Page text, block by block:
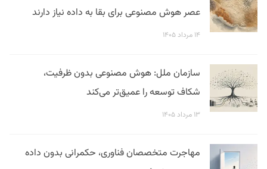
عصر هوش مصنوعی برای بقا به داده نیاز دارند
۱۴ مرداد ۱۴۰۵
سازمان ملل: هوش مصنوعی بدون ظرفیت،
شکاف توسعه را عمیق‌تر می‌کند
۱۳ مرداد ۱۴۰۵
مهاجرت متخصصان فناوری، حکمرانی بدون داده